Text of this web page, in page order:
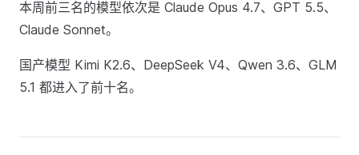
本周前三名的模型依次是 Claude Opus 4.7、GPT 5.5、
Claude Sonnet。
国产模型 Kimi K2.6、DeepSeek V4、Qwen 3.6、GLM
5.1 都进入了前十名。